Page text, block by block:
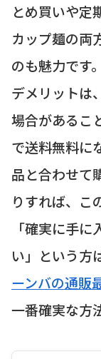
とめ買いや定
カップ麺の両
のも魅力です。
デメリットは
場合があるこ
で送料無料に
品と合わせて
りすれば、こ
「確実に手
い」という方
ーンバの通販
一番確実な方